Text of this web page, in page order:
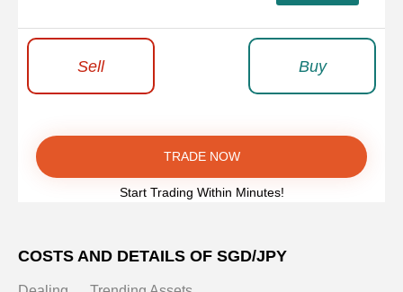
Sell Buy
TRADE NOW
Start Trading Within Minutes!
COSTS AND DETAILS OF SGD/JPY